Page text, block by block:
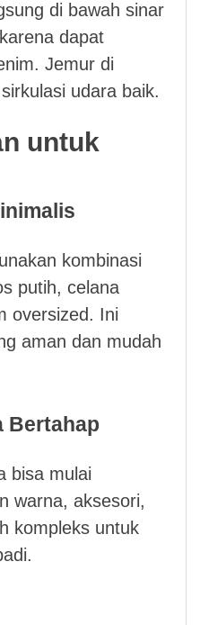
di bawah sinar
dapat
Jemur di
udara baik.
untuk
kombinasi
putih, celana
oversized. Ini
aman dan mudah
Bertahap
bisa mulai
warna, aksesori,
kompleks untuk